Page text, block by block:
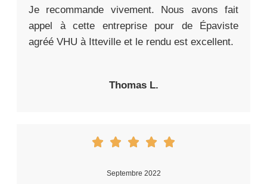
Je recommande vivement. Nous avons fait
appel à cette entreprise pour de Épaviste
agréé VHU à Itteville et le rendu est excellent.
Thomas L.
Septembre 2022